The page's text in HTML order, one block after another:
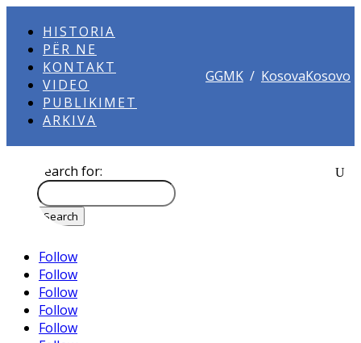
HISTORIA
PËR NE
KONTAKT
VIDEO
PUBLIKIMET
ARKIVA
GGMK / KosovaKosovo
Search for:
Follow
Follow
Follow
Follow
Follow